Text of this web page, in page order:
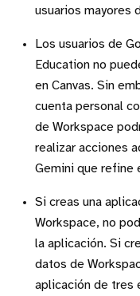
usuarios mayores
Los usuarios de
Education no
en Canvas. Sin
cuenta personal
de Workspace
realizar acciones
Gemini que refine
Si creas una
Workspace, no
la aplicación. Si
datos de
aplicación de tres